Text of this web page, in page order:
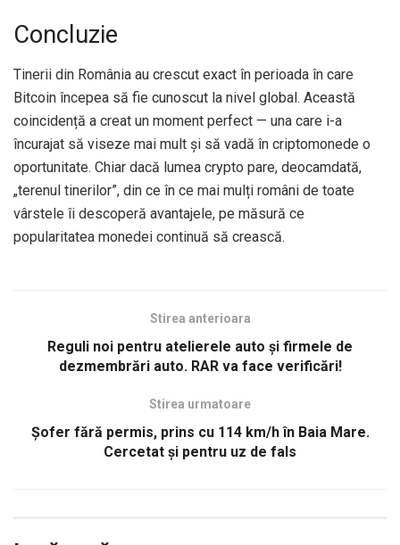
Concluzie
Tinerii din România au crescut exact în perioada în care
Bitcoin începea să fie cunoscut la nivel global. Această
coincidență a creat un moment perfect — una care i-a
încurajat să viseze mai mult și să vadă în criptomonede o
oportunitate. Chiar dacă lumea crypto pare, deocamdată,
„terenul tinerilor”, din ce în ce mai mulți români de toate
vârstele îi descoperă avantajele, pe măsură ce
popularitatea monedei continuă să crească.
Stirea anterioara
Reguli noi pentru atelierele auto și firmele de
dezmembrări auto. RAR va face verificări!
Stirea urmatoare
Șofer fără permis, prins cu 114 km/h în Baia Mare.
Cercetat și pentru uz de fals